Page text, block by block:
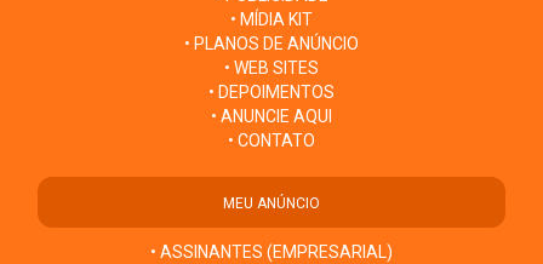
• MÍDIA KIT
• PLANOS DE ANÚNCIO
• WEB SITES
• DEPOIMENTOS
• ANUNCIE AQUI
• CONTATO
MEU ANÚNCIO
• ASSINANTES (EMPRESARIAL)